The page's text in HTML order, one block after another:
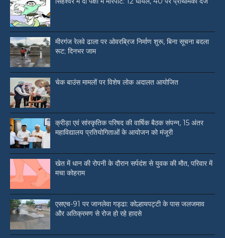
मीरगंज रेलवे ढाला पर ओवरब्रिज निर्माण शुरू, बिना सूचना बदला
रूट; दिनभर जाम
चेक बाउंस मामलों पर विशेष लोक अदालत आयोजित
क्रीड़ा एवं सांस्कृतिक परिषद की वार्षिक बैठक संपन्न, 15 अंतर
महाविद्यालय प्रतियोगिताओं के आयोजन को मंजूरी
खेत में धान की रोपनी के दौरान सर्पदंश से युवक की मौत, परिवार में
मचा कोहराम
एसएच-91 पर जानलेवा गड्ढा: कोल्हायपट्टी के पास जलजमाव
और अतिक्रमण से रोज हो रहे हादसे